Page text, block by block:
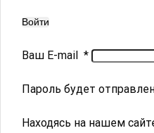
Войти
Ваш E-mail *
Пароль будет
Находясь на нашем